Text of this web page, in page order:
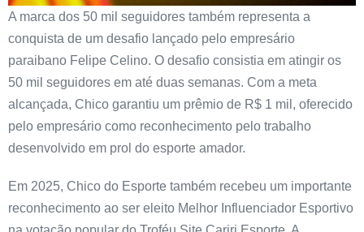
A marca dos 50 mil seguidores também representa a
conquista de um desafio lançado pelo empresário
paraibano Felipe Celino. O desafio consistia em atingir os
50 mil seguidores em até duas semanas. Com a meta
alcançada, Chico garantiu um prêmio de R$ 1 mil, oferecido
pelo empresário como reconhecimento pelo trabalho
desenvolvido em prol do esporte amador.
Em 2025, Chico do Esporte também recebeu um importante
reconhecimento ao ser eleito Melhor Influenciador Esportivo